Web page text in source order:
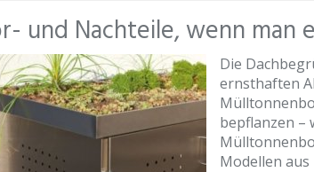
und Nachteile, wenn man
Die
ernsthaften
bepflanzen –
Modellen